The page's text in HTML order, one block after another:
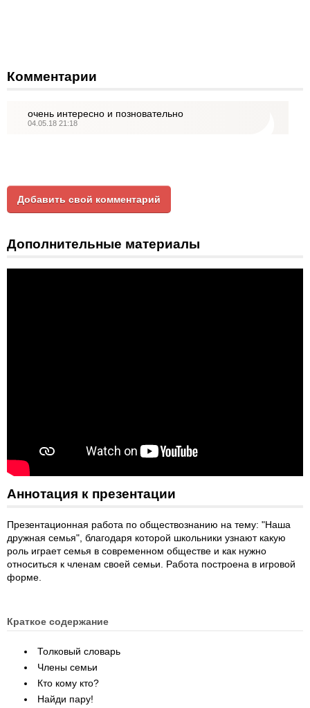
Комментарии
очень интересно и позновательно
04.05.18 21:18
Добавить свой комментарий
Дополнительные материалы
Аннотация к презентации
Презентационная работа по обществознанию на тему: "Наша
дружная семья", благодаря которой школьники узнают какую
роль играет семья в современном обществе и как нужно
относиться к членам своей семьи. Работа построена в игровой
форме.
Краткое содержание
Толковый словарь
Члены семьи
Кто кому кто?
Найди пару!